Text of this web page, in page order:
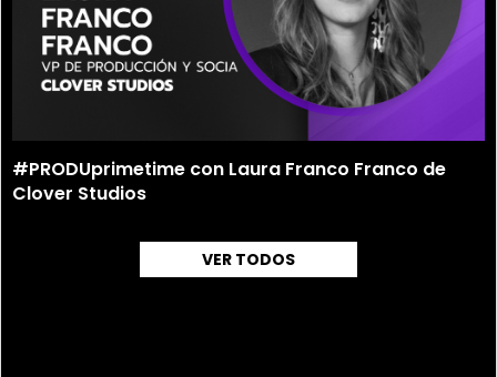
#PRODUprimetime con Laura Franco Franco de
Clover Studios
VER TODOS